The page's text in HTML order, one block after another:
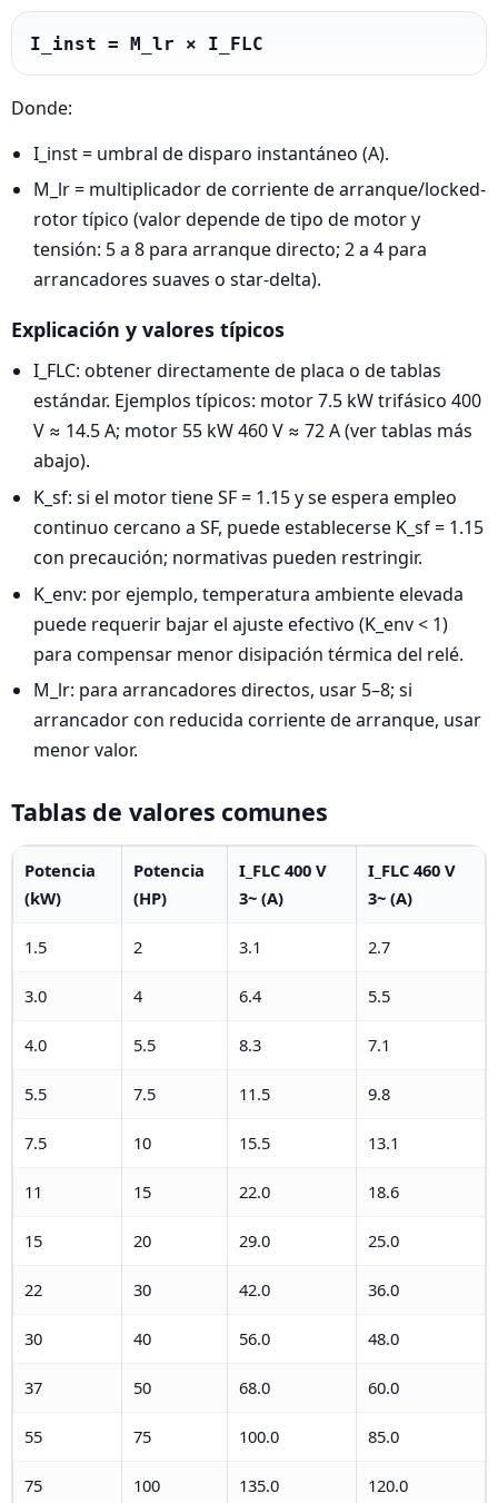
I_inst = M_lr × I_FLC
Donde:
I_inst = umbral de disparo instantáneo (A).
M_lr = multiplicador de corriente de arranque/locked-
rotor típico (valor depende de tipo de motor y
tensión: 5 a 8 para arranque directo; 2 a 4 para
arrancadores suaves o star-delta).
Explicación y valores típicos
I_FLC: obtener directamente de placa o de tablas
estándar. Ejemplos típicos: motor 7.5 kW trifásico 400
V ≈ 14.5 A; motor 55 kW 460 V ≈ 72 A (ver tablas más
abajo).
K_sf: si el motor tiene SF = 1.15 y se espera empleo
continuo cercano a SF, puede establecerse K_sf = 1.15
con precaución; normativas pueden restringir.
K_env: por ejemplo, temperatura ambiente elevada
puede requerir bajar el ajuste efectivo (K_env < 1)
para compensar menor disipación térmica del relé.
M_lr: para arrancadores directos, usar 5–8; si
arrancador con reducida corriente de arranque, usar
menor valor.
Tablas de valores comunes
Potencia
(kW)
Potencia
(HP)
I_FLC 400 V
3~ (A)
I_FLC 460 V
3~ (A)
1.5 2 3.1 2.7
3.0 4 6.4 5.5
4.0 5.5 8.3 7.1
5.5 7.5 11.5 9.8
7.5 10 15.5 13.1
11 15 22.0 18.6
15 20 29.0 25.0
22 30 42.0 36.0
30 40 56.0 48.0
37 50 68.0 60.0
55 75 100.0 85.0
75 100 135.0 120.0